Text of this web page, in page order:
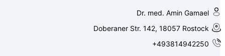
Dr. med. Amin Gamael
Doberaner Str. 142, 18057 Rostock
+493814942250